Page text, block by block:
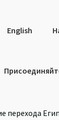
English
перехода